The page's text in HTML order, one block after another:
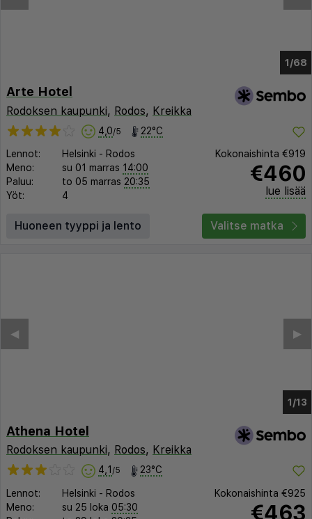
1/64
Arte Hotel
Rodoksen kaupunki, Rodos, Kreikka
4,0/5 22°C
Lennot: Helsinki - Rodos
Meno:
su 01 marras 14:00
Paluu:
to 05 marras 20:35
Yöt:
4
Kokonaishinta €919
€460
lue lisää
Huoneen tyyppi ja lento Valitse matka
1/9
▶︎
◀︎
Athena Hotel
Rodoksen kaupunki, Rodos, Kreikka
4,1 /5 23°C
Lennot: Helsinki - Rodos
Meno:
su 25 loka 05:30
Kokonaishinta €925
€463